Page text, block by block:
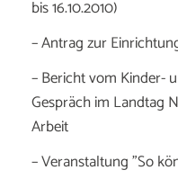
bis 16.10.2010)
– Antrag zur
– Bericht vom Kinder-
Gespräch im Landtag
Arbeit
– Veranstaltung "So